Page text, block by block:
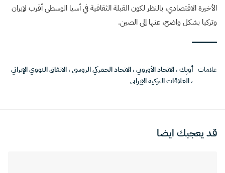
الأخيرة الاقتصادي، بالنظر لكون القبلة الثقافية في أسيا الوسطى أقرب لإيران
وتركيا بشكل واضح، عنها إلى الصين.
علامات أوبِك،الاتحاد الأوروبي،الاتحاد الجمركي الروسي،الاتفاق النووي الإيراني
،العلاقات التركية الإيراني
قد يعجبك ايضا